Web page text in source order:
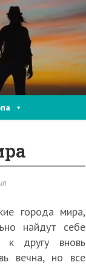
города мира,
найдут себе
к другу вновь
вечна, но все